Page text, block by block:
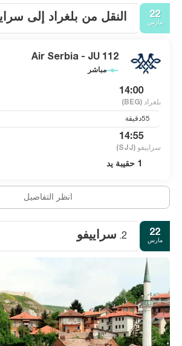
22
مارس النقل من بلغراد إلى
Air Serbia - JU 112
مباشر
14:00
بلغراد (BEG)
14:55
سراييفو (SJJ)
1 حقيبة يد
انظر التفاصيل
22
مارس 2. سراييفو